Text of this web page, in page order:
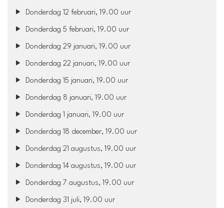
Donderdag 12 februari, 19.00 uur
Donderdag 5 februari, 19.00 uur
Donderdag 29 januari, 19.00 uur
Donderdag 22 januari, 19.00 uur
Donderdag 15 januari, 19.00 uur
Donderdag 8 januari, 19.00 uur
Donderdag 1 januari, 19.00 uur
Donderdag 18 december, 19.00 uur
Donderdag 21 augustus, 19.00 uur
Donderdag 14 augustus, 19.00 uur
Donderdag 7 augustus, 19.00 uur
Donderdag 31 juli, 19.00 uur